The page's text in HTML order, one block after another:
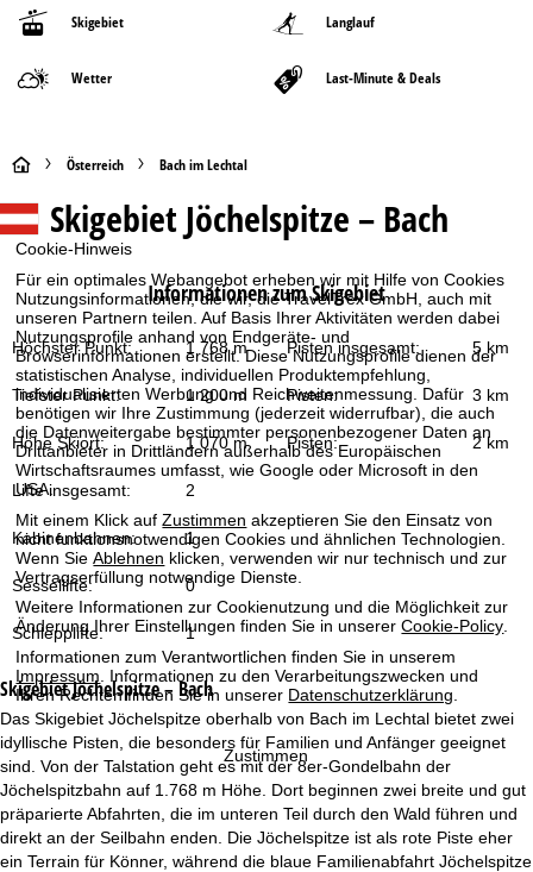
Cookie-Hinweis
Für ein optimales Webangebot erheben wir mit Hilfe von Cookies
Nutzungsinformationen, die wir, die TravelTrex GmbH, auch mit
unseren Partnern teilen. Auf Basis Ihrer Aktivitäten werden dabei
Nutzungsprofile anhand von Endgeräte- und
Browserinformationen erstellt. Diese Nutzungsprofile dienen der
statistischen Analyse, individuellen Produktempfehlung,
individualisierten Werbung und Reichweitenmessung. Dafür
benötigen wir Ihre Zustimmung (jederzeit widerrufbar), die auch
die Datenweitergabe bestimmter personenbezogener Daten an
Drittanbieter in Drittländern außerhalb des Europäischen
Wirtschaftsraumes umfasst, wie Google oder Microsoft in den
USA.
Mit einem Klick aufZustimmen akzeptieren Sie den Einsatz von
nicht funktionsnotwendigen Cookies und ähnlichen Technologien.
Wenn SieAblehnen klicken, verwenden wir nur technisch und zur
Vertragserfüllung notwendige Dienste.
Weitere Informationen zur Cookienutzung und die Möglichkeit zur
Änderung Ihrer Einstellungen finden Sie in unsererCookie-Policy
Informationen zum Verantwortlichen finden Sie in unserem
Impressum . Informationen zu den Verarbeitungszwecken und
Ihren Rechten finden Sie in unserer Datenschutzerklärung
Zustimmen
Skigebiet Langlauf
Wetter Last-Minute & Deals
S
t
a
r
t
s
e
t
e
Österreich Bach im Lechtal
SkigebietJöchelspitze – Bach
Informationen zum Skigebiet
Höchster Punkt: 1 768 m Pisten insgesamt: 5 km
Tiefster Punkt: 1 200 m Pisten: 3 km
Höhe Skiort: 1 070 m Pisten: 2 km
Lifte insgesamt: 2
Kabinenbahnen: 1
Sessellifte: 0
Schlepplifte: 1
SkigebietJöchelspitze – Bach
Das Skigebiet Jöchelspitze oberhalb von Bach im Lechtal bietet zwei
idyllische Pisten, die besonders für Familien und Anfänger geeignet
sind. Von der Talstation geht es mit der 8er-Gondelbahn der
Jöchelspitzbahn auf 1.768 m Höhe. Dort beginnen zwei breite und gut
präparierte Abfahrten, die im unteren Teil durch den Wald führen und
direkt an der Seilbahn enden. Die Jöchelspitze ist als rote Piste eher
ein Terrain für Könner, während die blaue Familienabfahrt Jöchelspitze